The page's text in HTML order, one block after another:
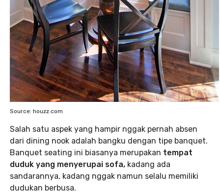
Source: houzz.com
Salah satu aspek yang hampir nggak pernah absen
dari dining nook adalah bangku dengan tipe banquet.
Banquet seating ini biasanya merupakan tempat
duduk yang menyerupai sofa, kadang ada
sandarannya, kadang nggak namun selalu memiliki
dudukan berbusa.